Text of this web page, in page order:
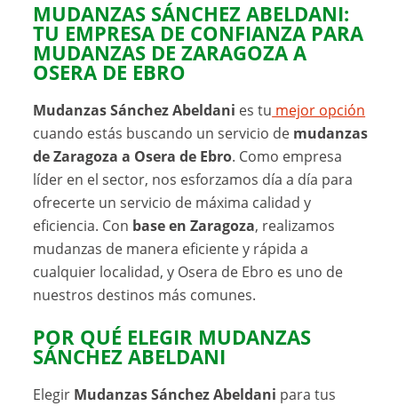
MUDANZAS SÁNCHEZ ABELDANI:
TU EMPRESA DE CONFIANZA PARA
MUDANZAS DE ZARAGOZA A
OSERA DE EBRO
Mudanzas Sánchez Abeldani es tu mejor opción
cuando estás buscando un servicio de mudanzas
de Zaragoza a Osera de Ebro. Como empresa
líder en el sector, nos esforzamos día a día para
ofrecerte un servicio de máxima calidad y
eficiencia. Con base en Zaragoza, realizamos
mudanzas de manera eficiente y rápida a
cualquier localidad, y Osera de Ebro es uno de
nuestros destinos más comunes.
POR QUÉ ELEGIR MUDANZAS
SÁNCHEZ ABELDANI
Elegir Mudanzas Sánchez Abeldani para tus